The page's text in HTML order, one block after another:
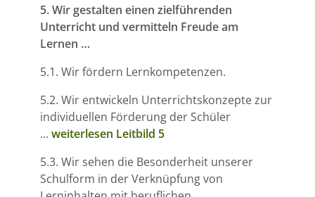
5. Wir gestalten einen zielführenden
Unterricht und vermitteln Freude am
Lernen …
5.1. Wir fördern Lernkompetenzen.
5.2. Wir entwickeln Unterrichtskonzepte zur
individuellen Förderung der Schüler
... weiterlesen Leitbild 5
5.3. Wir sehen die Besonderheit unserer
Schulform in der Verknüpfung von